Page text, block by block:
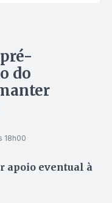
do
18h00
apoio eventual à